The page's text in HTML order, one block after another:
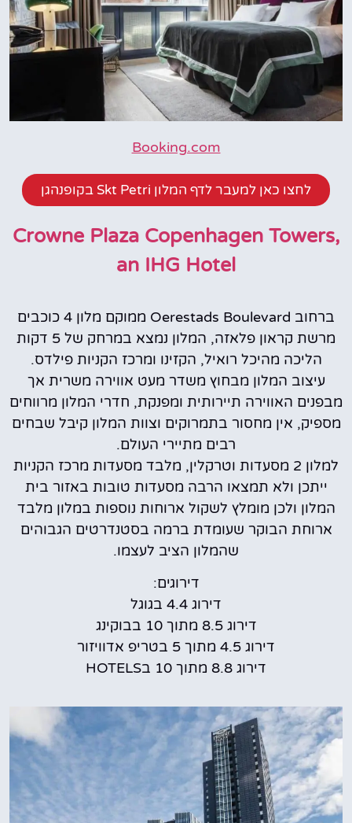
Booking.com
לחצו כאן למעבר לדף המלון Skt Petri בקופנהגן
Crowne Plaza Copenhagen Towers,
an IHG Hotel
ברחוב Oerestads Boulevard ממוקם מלון 4 כוכבים
מרשת קראון פלאזה, המלון נמצא במרחק של 5 דקות
הליכה מהיכל רואיל, הקזינו ומרכז הקניות פילדס.
עיצוב המלון מבחוץ משדר מעט אווירה משרית אך
מבפנים האווירה תיירותית ומפנקת, חדרי המלון מרווחים
מספיק, אין מחסור בתמרוקים וצוות המלון קיבל שבחים
רבים מתיירי העולם.
למלון 2 מסעדות וטרקלין, מלבד מסעדות מרכז הקניות
ייתכן ולא תמצאו הרבה מסעדות טובות באזור בית
המלון ולכן מומלץ לשקול ארוחות נוספות במלון מלבד
ארוחת הבוקר שעומדת ברמה בסטנדרטים הגבוהים
שהמלון הציב לעצמו.
דירוגים:
דירוג 4.4 בגוגל
דירוג 8.5 מתוך 10 בבוקינג
דירוג 4.5 מתוך 5 בטריפ אדוויזור
דירוג 8.8 מתוך 10 בHOTELS